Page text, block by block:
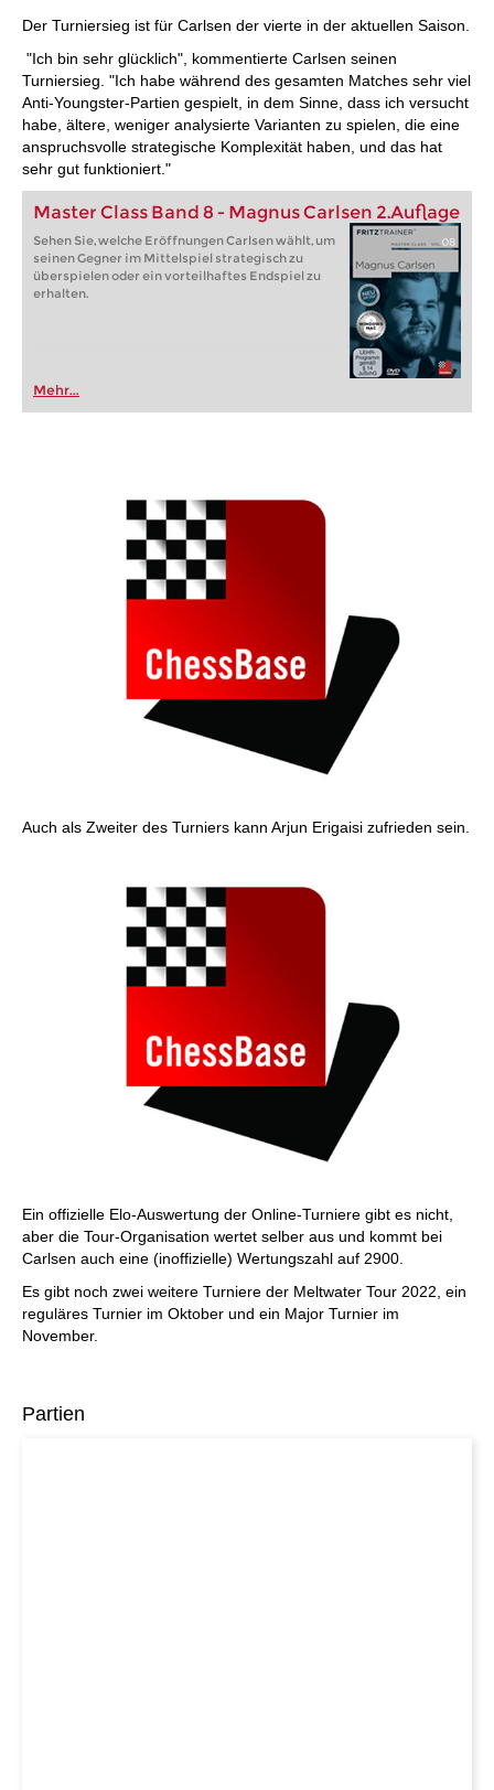
Der Turniersieg ist für Carlsen der vierte in der aktuellen Saison.
"Ich bin sehr glücklich", kommentierte Carlsen seinen
Turniersieg. "Ich habe während des gesamten Matches sehr viel
Anti-Youngster-Partien gespielt, in dem Sinne, dass ich versucht
habe, ältere, weniger analysierte Varianten zu spielen, die eine
anspruchsvolle strategische Komplexität haben, und das hat
sehr gut funktioniert."
Master Class Band 8 - Magnus Carlsen 2.Auflage
Sehen Sie, welche Eröffnungen Carlsen wählt, um
seinen Gegner im Mittelspiel strategisch zu
überspielen oder ein vorteilhaftes Endspiel zu
erhalten.
Mehr...
Auch als Zweiter des Turniers kann Arjun Erigaisi zufrieden sein.
Ein offizielle Elo-Auswertung der Online-Turniere gibt es nicht,
aber die Tour-Organisation wertet selber aus und kommt bei
Carlsen auch eine (inoffizielle) Wertungszahl auf 2900.
Es gibt noch zwei weitere Turniere der Meltwater Tour 2022, ein
reguläres Turnier im Oktober und ein Major Turnier im
November.
Partien